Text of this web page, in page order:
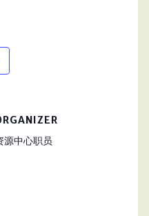
源中心职员